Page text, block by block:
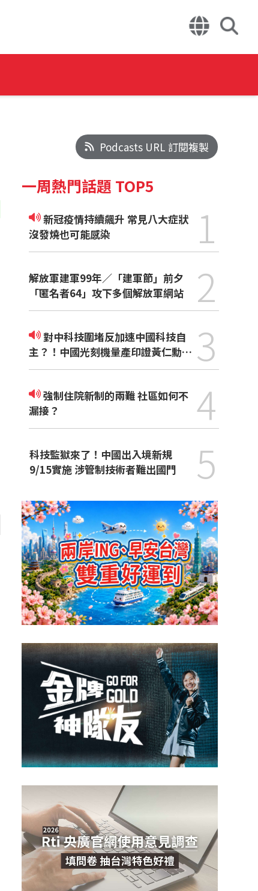
Podcasts URL 訂閱複製
一周熱門話題 TOP5
新冠疫情持續飆升 常見八大症狀
沒發燒也可能感染
1
解放軍建軍99年／「建軍節」前夕
「匿名者64」攻下多個解放軍網站
2
對中科技圍堵反加速中國科技自
主？！中國光刻機量產印證黃仁勳觀
點
3
強制住院新制的兩難 社區如何不
漏接？
4
科技監獄來了！中國出入境新規
9/15實施 涉管制技術者難出國門
5